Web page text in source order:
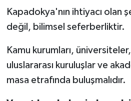
Kapadokya'nın ihtiyacı olan
değil, bilimsel seferberliktir.
Kamu kurumları,
uluslararası kuruluşlar ve
masa etrafında buluşmalıdır.